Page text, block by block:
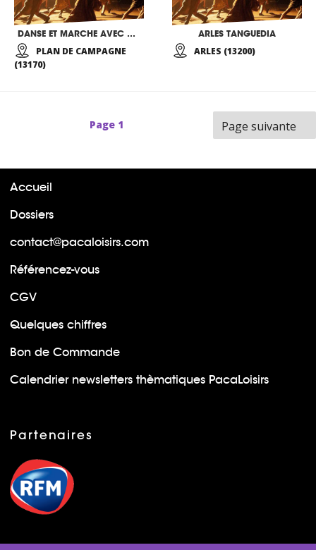
DANSE ET MARCHE AVEC MOI
PLAN DE CAMPAGNE
(13170)
ARLES TANGUEDIA
ARLES (13200)
Page 1 Page suivante
Accueil
Dossiers
contact@pacaloisirs.com
Référencez-vous
CGV
Quelques chiffres
Bon de Commande
Calendrier newsletters thèmatiques PacaLoisirs
Partenaires